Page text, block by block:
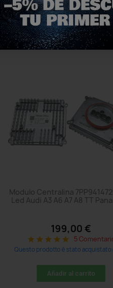
Modulo Centralina
Led Audi A3 A6 A7 A8 TT
199,00 €
star star star star star 5
Questo prodotto è stato
Añadir al carrito